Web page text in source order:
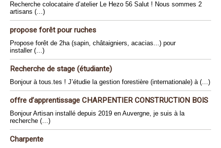
Recherche colocataire d’atelier Le Hezo 56 Salut ! Nous sommes 2
artisans (…)
propose forêt pour ruches
Propose forêt de 2ha (sapin, châtaigniers, acacias...) pour
installer (…)
Recherche de stage (étudiante)
Bonjour à tous.tes ! J’étudie la gestion forestière (internationale) à (…)
offre d’apprentissage CHARPENTIER CONSTRUCTION BOIS
Bonjour Artisan installé depuis 2019 en Auvergne, je suis à la
recherche (…)
Charpente